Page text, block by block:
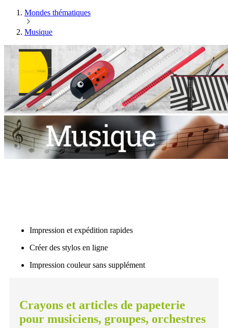
Mondes thématiques
Musique
Impression et expédition rapides
Créer des stylos en ligne
Impression couleur sans supplément
Crayons et articles de papeterie
pour musiciens, groupes, orchestres